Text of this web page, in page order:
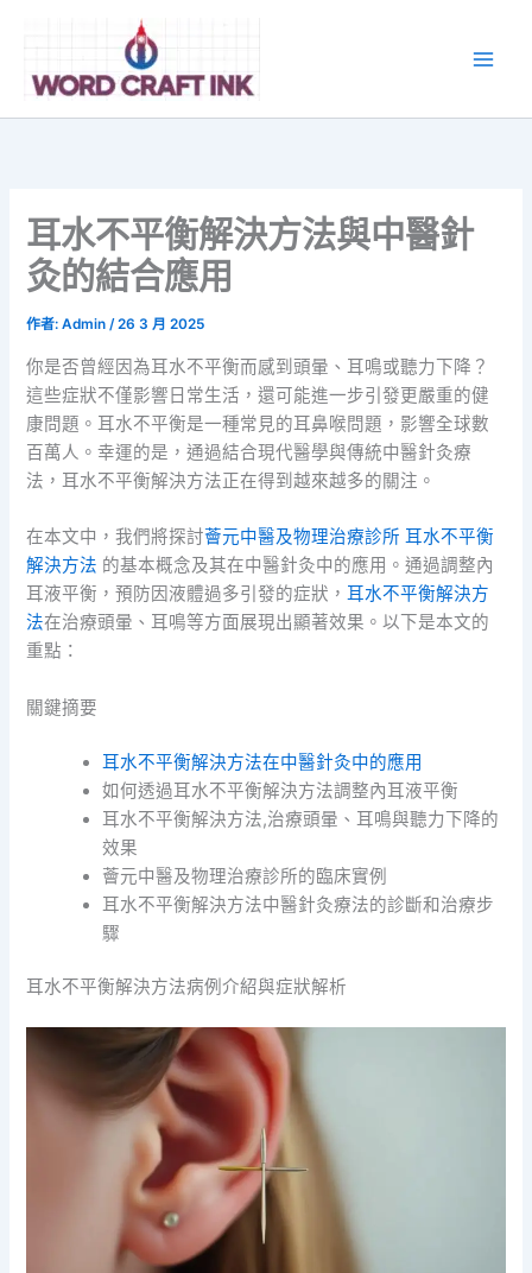
耳水不平衡解決方法與中醫針
灸的結合應用
作者:Admin/26 3 月 2025
你是否曾經因為耳水不平衡而感到頭暈、耳鳴或聽力下降？
這些症狀不僅影響日常生活，還可能進一步引發更嚴重的健
康問題。耳水不平衡是一種常見的耳鼻喉問題，影響全球數
百萬人。幸運的是，通過結合現代醫學與傳統中醫針灸療
法，耳水不平衡解決方法正在得到越來越多的關注。
在本文中，我們將探討薈元中醫及物理治療診所 耳水不平衡
解決方法 的基本概念及其在中醫針灸中的應用。通過調整內
耳液平衡，預防因液體過多引發的症狀，耳水不平衡解決方
法在治療頭暈、耳鳴等方面展現出顯著效果。以下是本文的
重點：
關鍵摘要
耳水不平衡解決方法在中醫針灸中的應用
如何透過耳水不平衡解決方法調整內耳液平衡
耳水不平衡解決方法,治療頭暈、耳鳴與聽力下降的
效果
薈元中醫及物理治療診所的臨床實例
耳水不平衡解決方法中醫針灸療法的診斷和治療步
驟
耳水不平衡解決方法病例介紹與症狀解析